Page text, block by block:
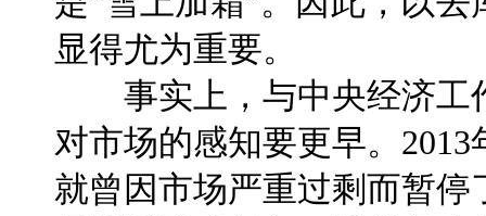
显得尤为重要。
事实上，与中央经济工
对市场的感知要更早。
就曾因市场严重过剩而暂